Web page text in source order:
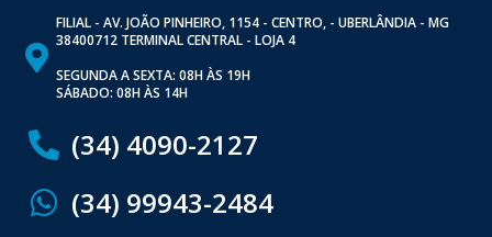
FILIAL - AV. JOÃO PINHEIRO, 1154 - CENTRO, - UBERLÂNDIA - MG
38400712 TERMINAL CENTRAL - LOJA 4
SEGUNDA A SEXTA: 08H ÀS 19H
SÁBADO: 08H ÀS 14H
(34) 4090-2127
(34) 99943-2484